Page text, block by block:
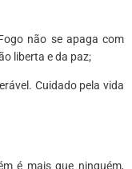
não se apaga com
liberta e da paz;
Cuidado pela vida
é mais que ninguém,